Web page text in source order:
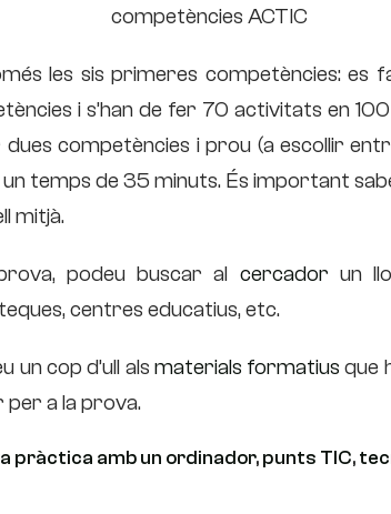
les sis primeres competències:
i s’han de fer 70 activitats en
dues competències i prou (a escollir
temps de 35 minuts. És important
mitjà.
podeu buscar al cercador un
centres educatius, etc.
un cop d’ull als materials formatius que
a la prova.
pràctica amb un ordinador,punts TIC,